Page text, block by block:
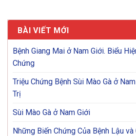
BÀI VIẾT MỚI
Bệnh Giang Mai ở Nam Giới. Biểu
Chứng
Triệu Chứng Bệnh Sùi Mào Gà ở
Trị
Sùi Mào Gà ở Nam Giới
Những Biến Chứng Của Bệnh Lậu và